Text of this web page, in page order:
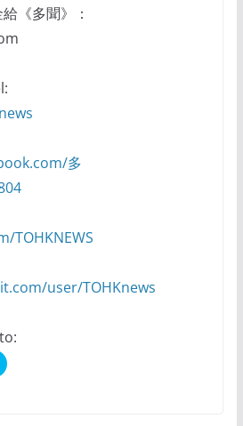
《多聞》：
多
TOHKNEWS
user/TOHKnews